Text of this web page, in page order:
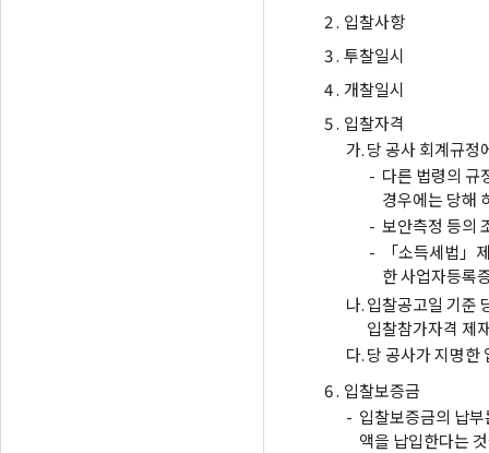
2 . 입찰사항
3 . 투찰일시
4 . 개찰일시
5 . 입찰자격
가.당 공사 회계규정
- 다른 법령의 규
경우에는 당해
- 보안측정 등의
-
「소득세법」
한 사업자등록
나.입찰공고일 기준
입찰참가자격 제
다.당 공사가 지명한
6 . 입찰보증금
- 입찰보증금의 납
액을 납입한다는